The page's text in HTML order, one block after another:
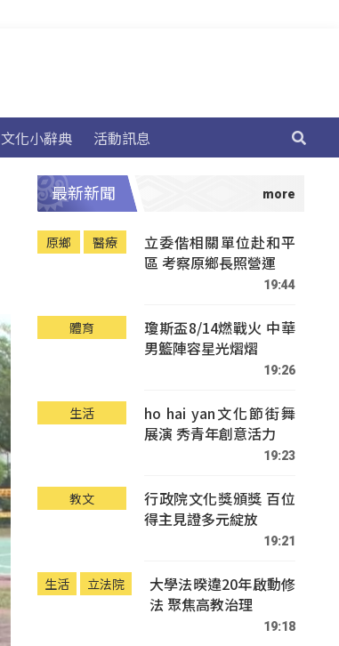
文化小辭典 活動訊息
最新新聞
原鄉 醫療
立委偕相關單位赴和平
區 考察原鄉長照營運
19:44
體育
瓊斯盃8/14燃戰火 中華
男籃陣容星光熠熠
19:26
生活
ho hai yan文化節街舞
展演 秀青年創意活力
19:23
教文
行政院文化獎頒獎 百位
得主見證多元綻放
19:21
生活 立法院
大學法暌違20年啟動修
法 聚焦高教治理
19:18